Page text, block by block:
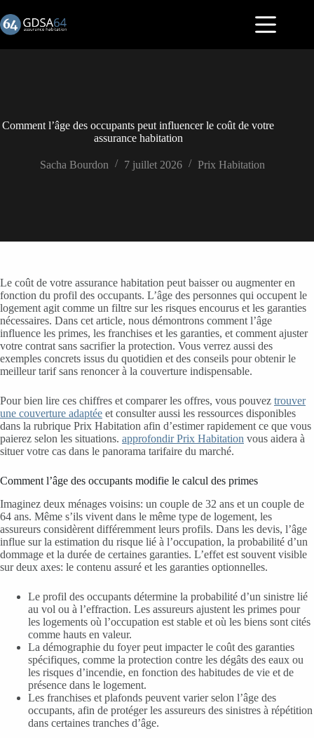
au
contenu
Comment l’âge des occupants peut influencer le coût de votre
assurance habitation
Sacha Bourdon 7 juillet 2026 Prix Habitation
Le coût de votre assurance habitation peut baisser ou augmenter en
fonction du profil des occupants. L’âge des personnes qui occupent le
logement agit comme un filtre sur les risques encourus et les garanties
nécessaires. Dans cet article, nous démontrons comment l’âge
influence les primes, les franchises et les garanties, et comment ajuster
votre contrat sans sacrifier la protection. Vous verrez aussi des
exemples concrets issus du quotidien et des conseils pour obtenir le
meilleur tarif sans renoncer à la couverture indispensable.
Pour bien lire ces chiffres et comparer les offres, vous pouvez trouver
une couverture adaptée et consulter aussi les ressources disponibles
dans la rubrique Prix Habitation afin d’estimer rapidement ce que vous
paierez selon les situations. approfondir Prix Habitation vous aidera à
situer votre cas dans le panorama tarifaire du marché.
Comment l’âge des occupants modifie le calcul des primes
Imaginez deux ménages voisins: un couple de 32 ans et un couple de
64 ans. Même s’ils vivent dans le même type de logement, les
assureurs considèrent différemment leurs profils. Dans les devis, l’âge
influe sur la estimation du risque lié à l’occupation, la probabilité d’un
dommage et la durée de certaines garanties. L’effet est souvent visible
sur deux axes: le contenu assuré et les garanties optionnelles.
Le profil des occupants détermine la probabilité d’un sinistre lié
au vol ou à l’effraction. Les assureurs ajustent les primes pour
les logements où l’occupation est stable et où les biens sont cités
comme hauts en valeur.
La démographie du foyer peut impacter le coût des garanties
spécifiques, comme la protection contre les dégâts des eaux ou
les risques d’incendie, en fonction des habitudes de vie et de
présence dans le logement.
Les franchises et plafonds peuvent varier selon l’âge des
occupants, afin de protéger les assureurs des sinistres à répétition
dans certaines tranches d’âge.